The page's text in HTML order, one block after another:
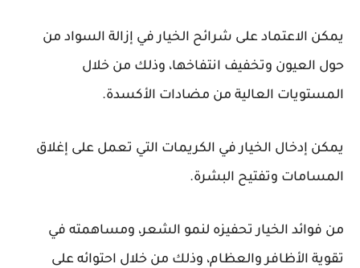
يمكن الاعتماد على شرائح الخيار في إزالة السواد من
حول العيون وتخفيف انتفاخها، وذلك من خلال
المستويات العالية من مضادات الأكسدة.
يمكن إدخال الخيار في الكريمات التي تعمل على إغلاق
المسامات وتفتيح البشرة.
من فوائد الخيار تحفيزه لنمو الشعر، ومساهمته في
تقوية الأظافر والعظام، وذلك من خلال احتوائه على